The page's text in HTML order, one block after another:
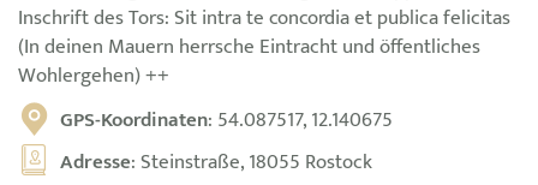
Inschrift des Tors: Sit intra te concordia et publica felicitas
(In deinen Mauern herrsche Eintracht und öffentliches
Wohlergehen) ++
GPS-Koordinaten: 54.087517, 12.140675
Adresse: Steinstraße, 18055 Rostock